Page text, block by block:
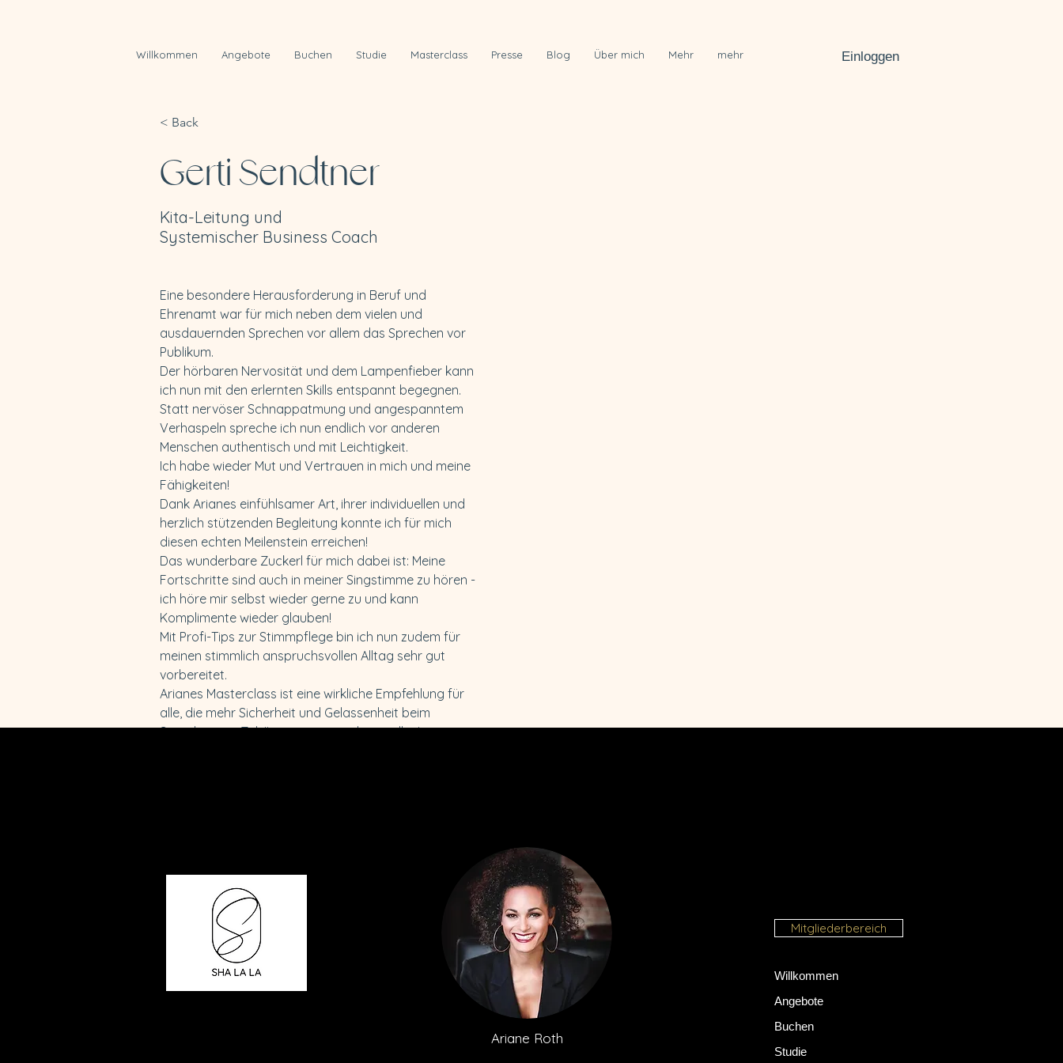
Willkommen Angebote Buchen Studie Masterclass Presse Blog Über mich Mehr mehr Einloggen
< Back
Gerti Sendtner
Kita-Leitung und
Systemischer Business Coach
Eine besondere Herausforderung in Beruf und
Ehrenamt war für mich neben dem vielen und
ausdauernden Sprechen vor allem das Sprechen vor
Publikum.
Der hörbaren Nervosität und dem Lampenfieber kann
ich nun mit den erlernten Skills entspannt begegnen.
Statt nervöser Schnappatmung und angespanntem
Verhaspeln spreche ich nun endlich vor anderen
Menschen authentisch und mit Leichtigkeit.
Ich habe wieder Mut und Vertrauen in mich und meine
Fähigkeiten!
Dank Arianes einfühlsamer Art, ihrer individuellen und
herzlich stützenden Begleitung konnte ich für mich
diesen echten Meilenstein erreichen!
Das wunderbare Zuckerl für mich dabei ist: Meine
Fortschritte sind auch in meiner Singstimme zu hören -
ich höre mir selbst wieder gerne zu und kann
Komplimente wieder glauben!
Mit Profi-Tips zur Stimmpflege bin ich nun zudem für
meinen stimmlich anspruchsvollen Alltag sehr gut
vorbereitet.
Arianes Masterclass ist eine wirkliche Empfehlung für
alle, die mehr Sicherheit und Gelassenheit beim
Sprechen vor Zuhörer:innen erreichen wollen!
Ariane Roth
Mitgliederbereich
Willkommen
Angebote
Buchen
Studie